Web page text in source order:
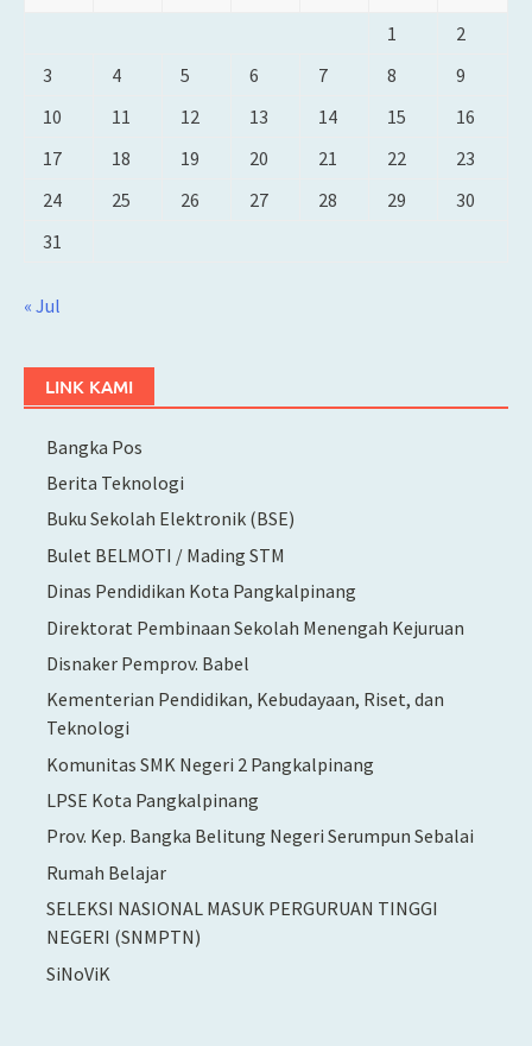
1
2
3
4 5 6 7 8
9
10
11 12 13 14 15
16
17
18 19 20 21 22
23
24
25 26 27 28 29
30
31
« Jul
LINK KAMI
Bangka Pos
Berita Teknologi
Buku Sekolah Elektronik (BSE)
Bulet BELMOTI / Mading STM
Dinas Pendidikan Kota Pangkalpinang
Direktorat Pembinaan Sekolah Menengah Kejuruan
Disnaker Pemprov. Babel
Kementerian Pendidikan, Kebudayaan, Riset, dan
Teknologi
Komunitas SMK Negeri 2 Pangkalpinang
LPSE Kota Pangkalpinang
Prov. Kep. Bangka Belitung Negeri Serumpun Sebalai
Rumah Belajar
SELEKSI NASIONAL MASUK PERGURUAN TINGGI
NEGERI (SNMPTN)
SiNoViK